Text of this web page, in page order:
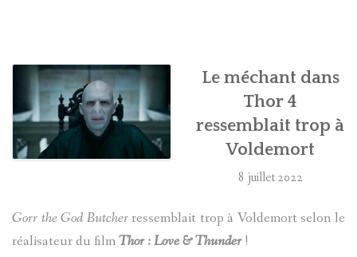
LES ACTEURS
J.K. ROWLING
PRODUITS DÉRIVÉS
Le méchant dans
Thor 4
ressemblait trop à
Voldemort
8 juillet 2022
Gorr the God Butcherressemblait trop à Voldemort selon le
réalisateur du filmThor : Love & Thunder!